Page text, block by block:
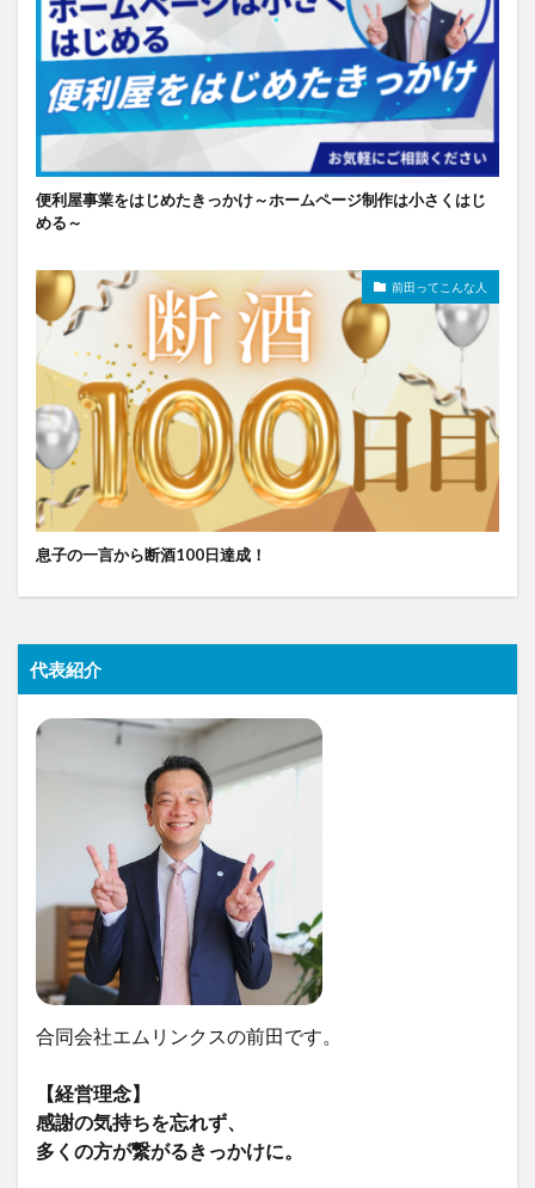
便利屋事業をはじめたきっかけ～ホームページ制作は小さくはじ
める～
前田ってこんな人
息子の一言から断酒100日達成！
代表紹介
合同会社エムリンクスの前田です。
【経営理念】
感謝の気持ちを忘れず、
多くの方が繋がるきっかけに。